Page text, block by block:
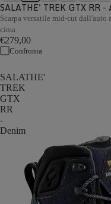
SALATHE' TREK GTX RR -
Scarpa versatile mid-cut dall'auto
cima
€279,00
Confronta
SALATHE'
TREK
GTX
RR
-
Denim